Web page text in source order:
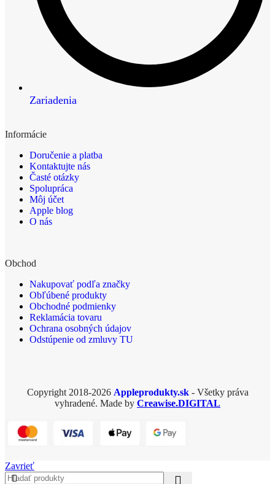
Zariadenia
Informácie
Doručenie a platba
Kontaktujte nás
Časté otázky
Spolupráca
Môj účet
Apple blog
O nás
Obchod
Nakupovať podľa značky
Obľúbené produkty
Obchodné podmienky
Reklamácia tovaru
Ochrana osobných údajov
Odstúpenie od zmluvy TU
Copyright 2018-2026 Appleprodukty.sk- Všetky práva
vyhradené. Made by Creawise.DIGITAL
Zavrieť